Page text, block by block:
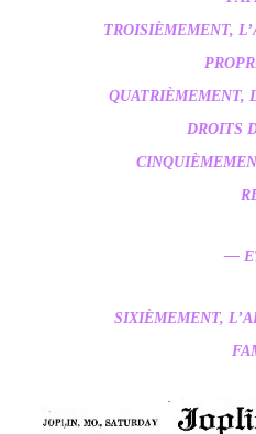
TROISIÈMEMENT,
QUATRIÈMEMENT,
DROITS
—
SIXIÈMEMENT,